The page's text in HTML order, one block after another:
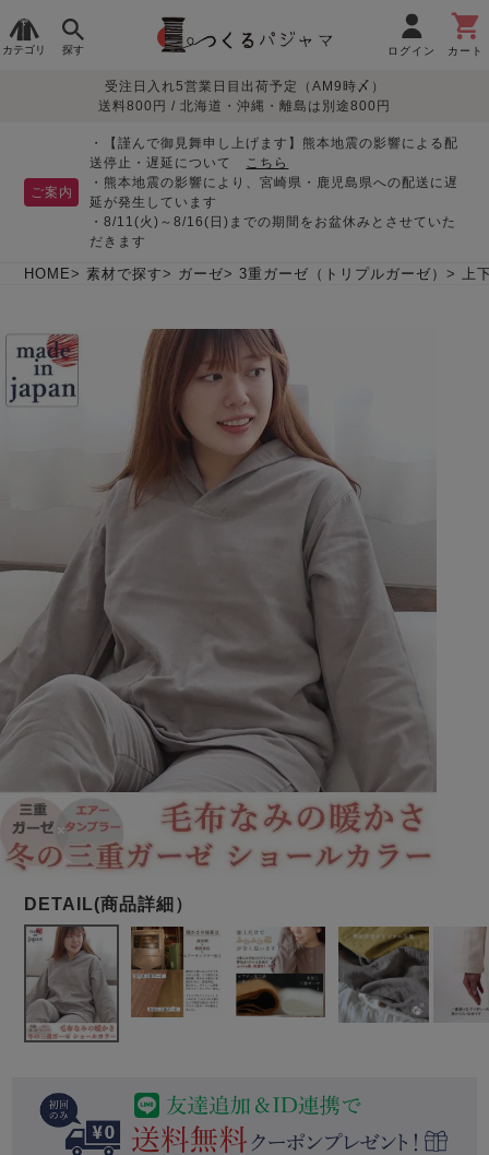
カテゴリ 探す ログイン カート
レディースパジャマ
秋
メンズパジャマ
春 夏 秋 冬
ガールズパジャマ
春 夏 冬
生地で
さがす
オーガニック素材 ガーゼ
サッカー/ちぢみ 楊
柄物
売れ筋ランキング
すべての生地一覧はこちら
目的別で
さがす
敏感肌用
パジャマ
入院・介護
胸が目立たない
マタニティ
ペアで
そろえたい
体型別におすすめパジ
年齢別におすすめパジ
インナーウェア 生活雑貨
売れ筋ランキング
- Item Ranking -
- New Arrival -
目的別でさがす一覧はこちら
デザインで
さがす
ィース
パジャマ
かぶり
胸がすけない
ズボン単品
すべてのメン
ズ
パジャマ
長袖 半袖 七分袖
前開き かぶり スリーパー
作務衣
ーブ
上着単品
夏パジャマ特集 つくるパジャマとは
お支払い・送料・配送
返品・交換について
会社概要
SDGsの取り組み
受注日入れ5営業日目出荷予定（AM9時〆）
送料800円 / 北海道・沖縄・離島は別途800円
ご案内
・【謹んで御見舞申し上げます】熊本地震の影響による配
送停止・遅延について こちら
・熊本地震の影響により、宮崎県・鹿児島県への配送に遅
延が発生しています
・8/11(火)～8/16(日)までの期間をお盆休みとさせていた
だきます
HOME 素材で探す ガーゼ 3重ガーゼ（トリプルガーゼ） 上